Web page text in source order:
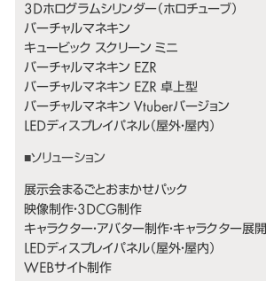
3Dホログラムシリンダー（ホロチューブ）
バーチャルマネキン
キュービック スクリーン ミニ
バーチャルマネキン EZR
バーチャルマネキン EZR 卓上型
バーチャルマネキン Vtuberバージョン
LEDディスプレイパネル（屋外・屋内）
展示会まるごとおまかせパック
映像制作・3DCG制作
キャラクター・アバター制作・キャラクター展開
LEDディスプレイパネル（屋外・屋内）
WEBサイト制作